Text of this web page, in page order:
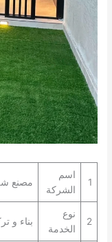
1
اسم
الشركة
مصنع
2
نوع
الخدمة
بناء و